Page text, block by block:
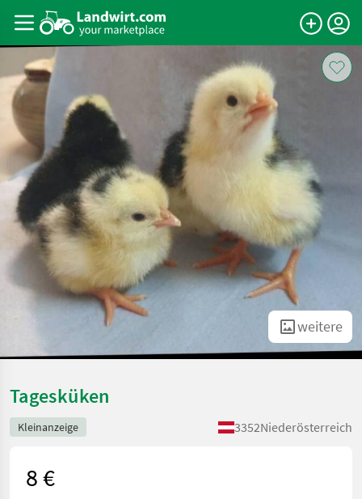
weitere
Tagesküken
Kleinanzeige 3352Niederösterreich
8 €